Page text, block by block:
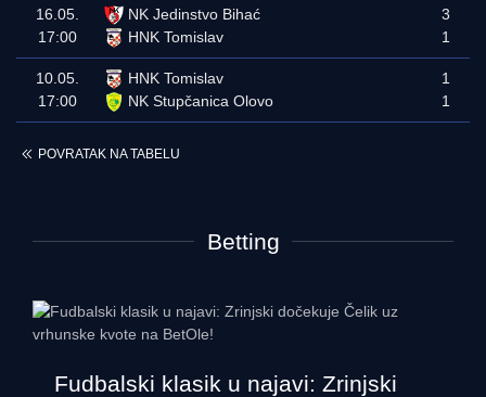
16.05.
17:00
NK Jedinstvo Bihać
HNK Tomislav
3
1
10.05.
17:00
HNK Tomislav
NK Stupčanica Olovo
1
1
POVRATAK NA TABELU
Betting
Fudbalski klasik u najavi: Zrinjski